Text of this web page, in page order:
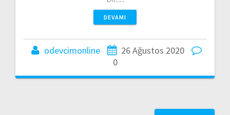
DEVAMI
odevcimonline
26 Ağustos 2020
0